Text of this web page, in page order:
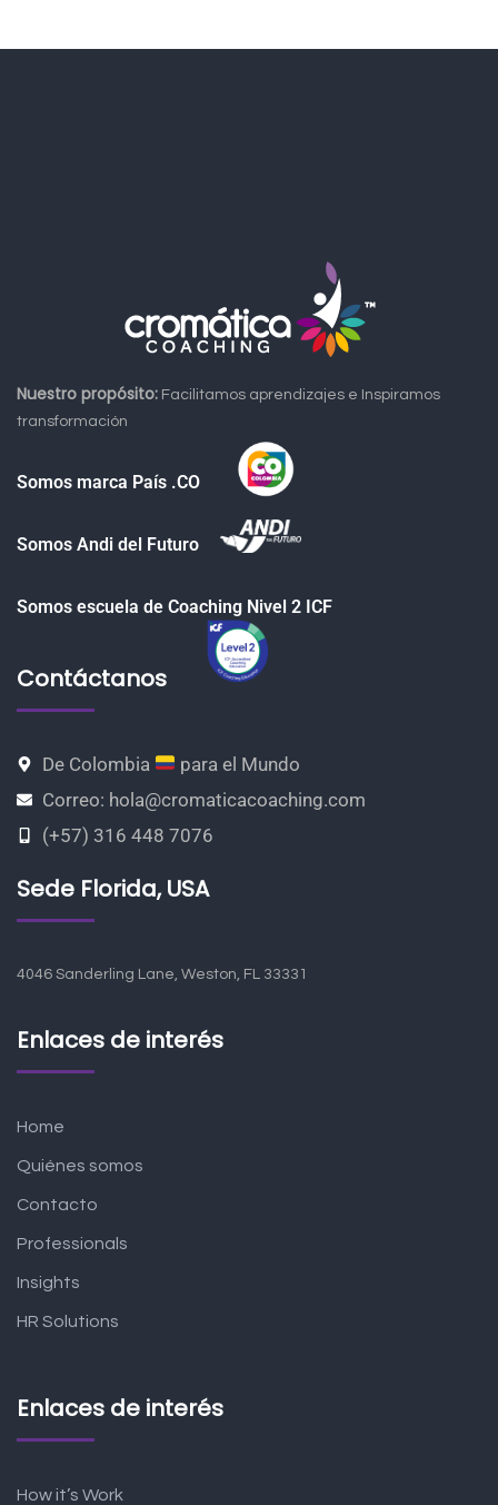
Nuestro propósito: Facilitamos aprendizajes e Inspiramos
transformación
Somos marca País .CO
Somos Andi del Futuro
Somos escuela de Coaching Nivel 2 ICF
Contáctanos
De Colombia
para el Mundo
Correo: hola@cromaticacoaching.com
(+57) 316 448 7076
Sede Florida, USA
4046 Sanderling Lane, Weston, FL 33331
Enlaces de interés
Home
Quiénes somos
Contacto
Professionals
Insights
HR Solutions
Enlaces de interés
How it’s Work